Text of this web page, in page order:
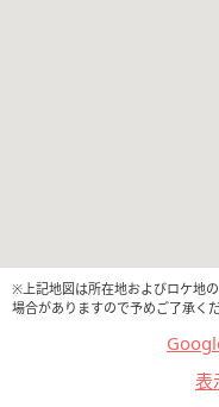
※上記地図は所在地およびロケ地
場合がありますので予めご了承くだ
表